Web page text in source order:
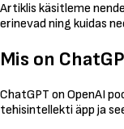
Artiklis käsitleme
erinevad ning kuidas
Mis on
ChatGPT on OpenAI
tehisintellekti äpp ja